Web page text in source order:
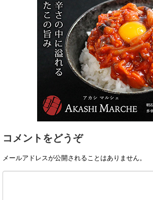
コメントをどうぞ
メールアドレスが公開されることはありません。